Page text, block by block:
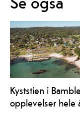
Kyststien i
opplevelser hele